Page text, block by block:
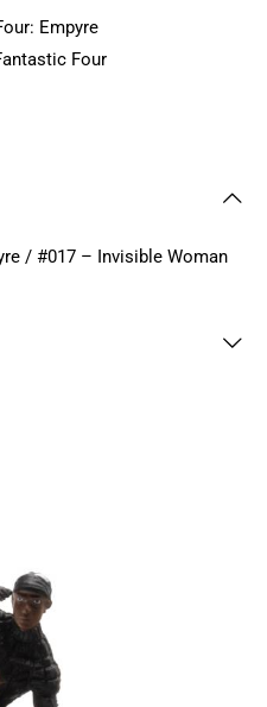
Empyre
Four
/ #017 – Invisible Woman